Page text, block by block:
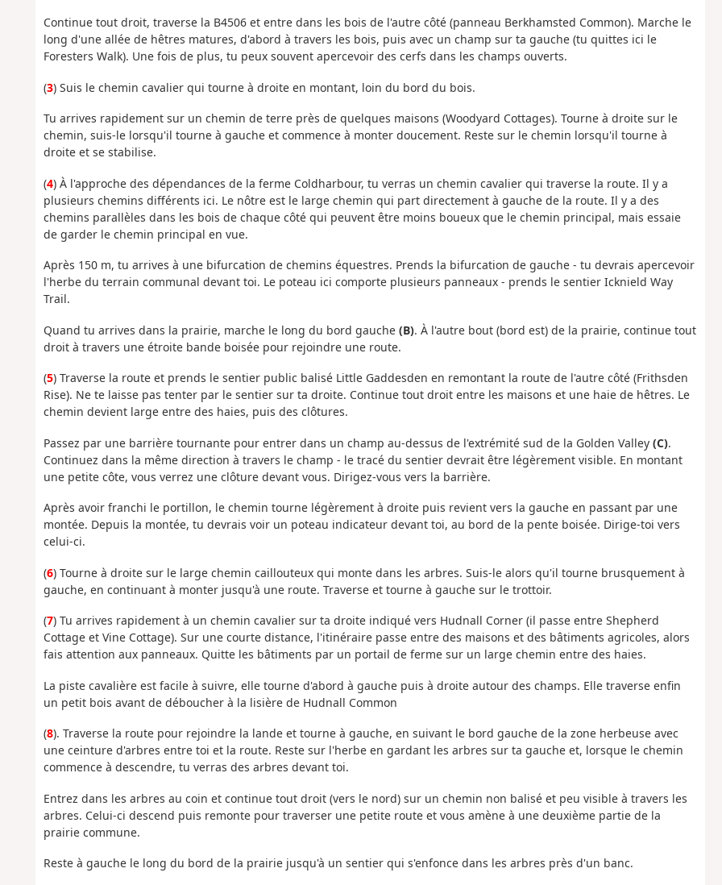
Continue tout droit, traverse la B4506 et entre dans les bois de l'autre côté (panneau Berkhamsted Common). Marche le
long d'une allée de hêtres matures, d'abord à travers les bois, puis avec un champ sur ta gauche (tu quittes ici le
Foresters Walk). Une fois de plus, tu peux souvent apercevoir des cerfs dans les champs ouverts.
(3) Suis le chemin cavalier qui tourne à droite en montant, loin du bord du bois.
Tu arrives rapidement sur un chemin de terre près de quelques maisons (Woodyard Cottages). Tourne à droite sur le
chemin, suis-le lorsqu'il tourne à gauche et commence à monter doucement. Reste sur le chemin lorsqu'il tourne à
droite et se stabilise.
(4) À l'approche des dépendances de la ferme Coldharbour, tu verras un chemin cavalier qui traverse la route. Il y a
plusieurs chemins différents ici. Le nôtre est le large chemin qui part directement à gauche de la route. Il y a des
chemins parallèles dans les bois de chaque côté qui peuvent être moins boueux que le chemin principal, mais essaie
de garder le chemin principal en vue.
Après 150 m, tu arrives à une bifurcation de chemins équestres. Prends la bifurcation de gauche - tu devrais apercevoir
l'herbe du terrain communal devant toi. Le poteau ici comporte plusieurs panneaux - prends le sentier Icknield Way
Trail.
Quand tu arrives dans la prairie, marche le long du bord gauche(B). À l'autre bout (bord est) de la prairie, continue tout
droit à travers une étroite bande boisée pour rejoindre une route.
(5) Traverse la route et prends le sentier public balisé Little Gaddesden en remontant la route de l'autre côté (Frithsden
Rise). Ne te laisse pas tenter par le sentier sur ta droite. Continue tout droit entre les maisons et une haie de hêtres. Le
chemin devient large entre des haies, puis des clôtures.
Passez par une barrière tournante pour entrer dans un champ au-dessus de l'extrémité sud de la Golden Valley (C).
Continuez dans la même direction à travers le champ - le tracé du sentier devrait être légèrement visible. En montant
une petite côte, vous verrez une clôture devant vous. Dirigez-vous vers la barrière.
Après avoir franchi le portillon, le chemin tourne légèrement à droite puis revient vers la gauche en passant par une
montée. Depuis la montée, tu devrais voir un poteau indicateur devant toi, au bord de la pente boisée. Dirige-toi vers
celui-ci.
(6) Tourne à droite sur le large chemin caillouteux qui monte dans les arbres. Suis-le alors qu'il tourne brusquement à
gauche, en continuant à monter jusqu'à une route. Traverse et tourne à gauche sur le trottoir.
(7) Tu arrives rapidement à un chemin cavalier sur ta droite indiqué vers Hudnall Corner (il passe entre Shepherd
Cottage et Vine Cottage). Sur une courte distance, l'itinéraire passe entre des maisons et des bâtiments agricoles, alors
fais attention aux panneaux. Quitte les bâtiments par un portail de ferme sur un large chemin entre des haies.
La piste cavalière est facile à suivre, elle tourne d'abord à gauche puis à droite autour des champs. Elle traverse enfin
un petit bois avant de déboucher à la lisière de Hudnall Common
(8). Traverse la route pour rejoindre la lande et tourne à gauche, en suivant le bord gauche de la zone herbeuse avec
une ceinture d'arbres entre toi et la route. Reste sur l'herbe en gardant les arbres sur ta gauche et, lorsque le chemin
commence à descendre, tu verras des arbres devant toi.
Entrez dans les arbres au coin et continue tout droit (vers le nord) sur un chemin non balisé et peu visible à travers les
arbres. Celui-ci descend puis remonte pour traverser une petite route et vous amène à une deuxième partie de la
prairie commune.
Reste à gauche le long du bord de la prairie jusqu'à un sentier qui s'enfonce dans les arbres près d'un banc.